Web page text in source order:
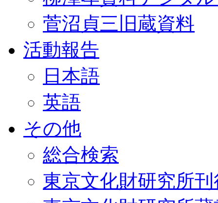
菅沼貞三旧蔵資料
活動報告
日本語
英語
その他
総合検索
東京文化財研究所